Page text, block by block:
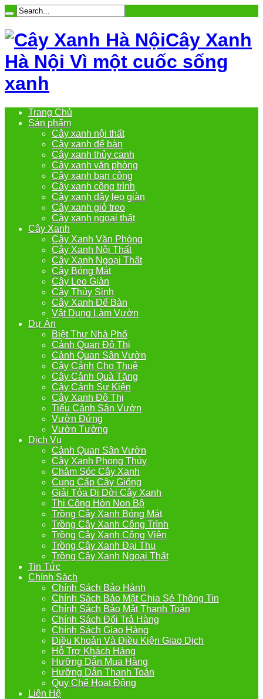
Cây Xanh
Hà Nội Vì một cuốc sống
xanh
Trang Chủ
Sản phẩm
Cây xanh nội thất
Cây xanh để bàn
Cây xanh thủy canh
Cây xanh văn phòng
Cây xanh ban công
Cây xanh công trình
Cây xanh dây leo giàn
Cây xanh giỏ treo
Cây xanh ngoại thất
Cây Xanh
Cây Xanh Văn Phòng
Cây Xanh Nội Thất
Cây Xanh Ngoại Thất
Cây Bóng Mát
Cây Leo Giàn
Cây Thủy Sinh
Cây Xanh Để Bàn
Vật Dụng Làm Vườn
Dự Án
Biệt Thự Nhà Phố
Cảnh Quan Đô Thị
Cảnh Quan Sân Vườn
Cây Cảnh Cho Thuê
Cây Cảnh Quà Tặng
Cây Cảnh Sự Kiện
Cây Xanh Đô Thị
Tiểu Cảnh Sân Vườn
Vườn Đứng
Vườn Tường
Dịch Vụ
Cảnh Quan Sân Vườn
Cây Xanh Phong Thủy
Chắm Sóc Cây Xanh
Cung Cấp Cây Giống
Giải Tỏa Di Dời Cây Xanh
Thi Công Hòn Non Bộ
Trồng Cây Xanh Bóng Mát
Trồng Cây Xanh Công Trình
Trồng Cây Xanh Công Viên
Trồng Cây Xanh Đại Thụ
Trồng Cây Xanh Ngoại Thất
Tin Tức
Chính Sách
Chính Sách Bảo Hành
Chính Sách Bảo Mật Chia Sẻ Thông Tin
Chính Sách Bảo Mật Thanh Toán
Chính Sách Đổi Trả Hàng
Chính Sách Giao Hàng
Điều Khoản Và Điều Kiện Giao Dịch
Hỗ Trợ Khách Hàng
Hưỡng Dẫn Mua Hàng
Hưỡng Dẫn Thanh Toán
Quy Chế Hoạt Động
Liên Hệ